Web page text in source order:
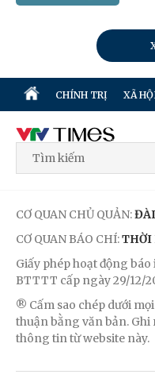
CHÍNH TRỊ XÃ
CƠ QUAN CHỦ QUẢN:
CƠ QUAN BÁO CHÍ:THỜI
Giấy phép hoạt động báo
BTTTT cấp ngày 29/12/
® Cấm sao chép dưới
thuận bằng văn bản.
thông tin từ website này.